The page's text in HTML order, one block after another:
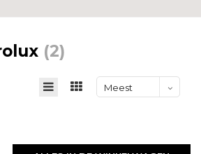
(2)
Meest